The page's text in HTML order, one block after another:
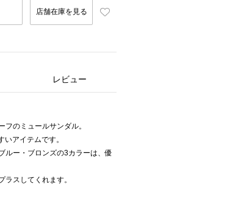
店舗在庫を見る
レビュー
のミュールサンダル。
アイテムです。
ルー・ブロンズの3カラーは、優
スしてくれます。